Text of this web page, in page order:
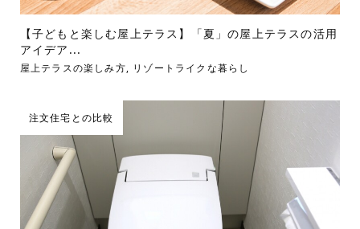
【子どもと楽しむ屋上テラス】「夏」の屋上テラスの活用
アイデア...
屋上テラスの楽しみ方, リゾートライクな暮らし
注文住宅との比較